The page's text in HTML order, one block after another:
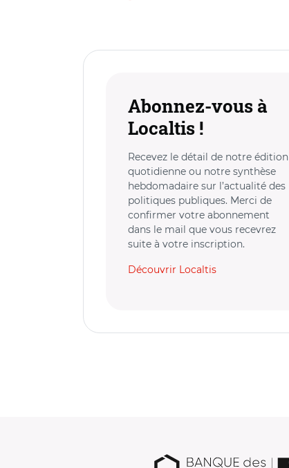
Abonnez-vous à
Localtis !
Recevez le détail de notre édition
quotidienne ou notre synthèse
hebdomadaire sur l’actualité des
politiques publiques. Merci de
confirmer votre abonnement
dans le mail que vous recevrez
suite à votre inscription.
Découvrir Localtis